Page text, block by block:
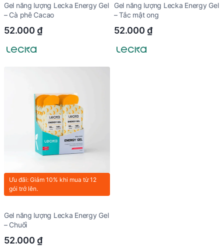
Gel năng lượng Lecka Energy Gel
– Cà phê Cacao
52.000 ₫
Gel năng lượng Lecka Energy Gel
– Tắc mật ong
52.000 ₫
Ưu đãi: Giảm 10% khi mua từ 12
gói trở lên.
Gel năng lượng Lecka Energy Gel
– Chuối
52.000 ₫